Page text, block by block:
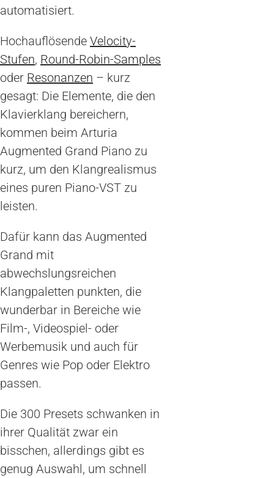
automatisiert.
Hochauflösende Velocity-
Stufen, Round-Robin-Samples
oder Resonanzen – kurz
gesagt: Die Elemente, die den
Klavierklang bereichern,
kommen beim Arturia
Augmented Grand Piano zu
kurz, um den Klangrealismus
eines puren Piano-VST zu
leisten.
Dafür kann das Augmented
Grand mit
abwechslungsreichen
Klangpaletten punkten, die
wunderbar in Bereiche wie
Film-, Videospiel- oder
Werbemusik und auch für
Genres wie Pop oder Elektro
passen.
Die 300 Presets schwanken in
ihrer Qualität zwar ein
bisschen, allerdings gibt es
genug Auswahl, um schnell